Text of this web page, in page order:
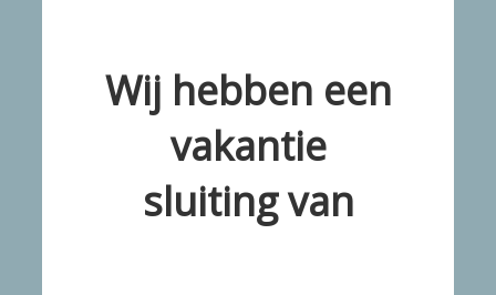
Wij hebben een
vakantie
sluiting van